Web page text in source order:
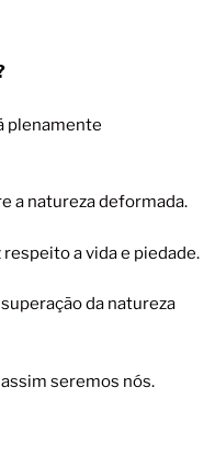
plenamente
a natureza deformada.
a vida e piedade.
da natureza
assim seremos nós.